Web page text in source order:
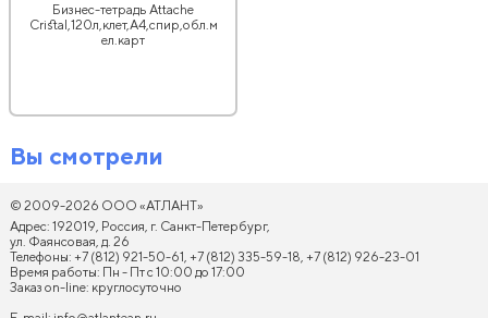
Бизнес-тетрадь Attache
Cristal,120л,клет,А4,спир,обл.м
ел.карт
Вы смотрели
© 2009-2026 ООО «АТЛАНТ»
Адрес: 192019, Россия, г. Санкт-Петербург,
ул. Фаянсовая, д. 26
Телефоны: +7 (812) 921-50-61, +7 (812) 335-59-18, +7 (812) 926-23-01
Время работы: Пн - Пт с 10:00 до 17:00
Заказ on-line: круглосуточно